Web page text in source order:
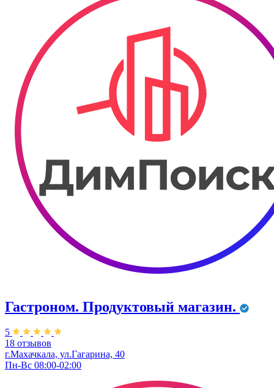
Гастроном. Продуктовый магазин.
5
18 отзывов
г.Махачкала, ул.​Гагарина, 40
Пн-Вс 08:00-02:00